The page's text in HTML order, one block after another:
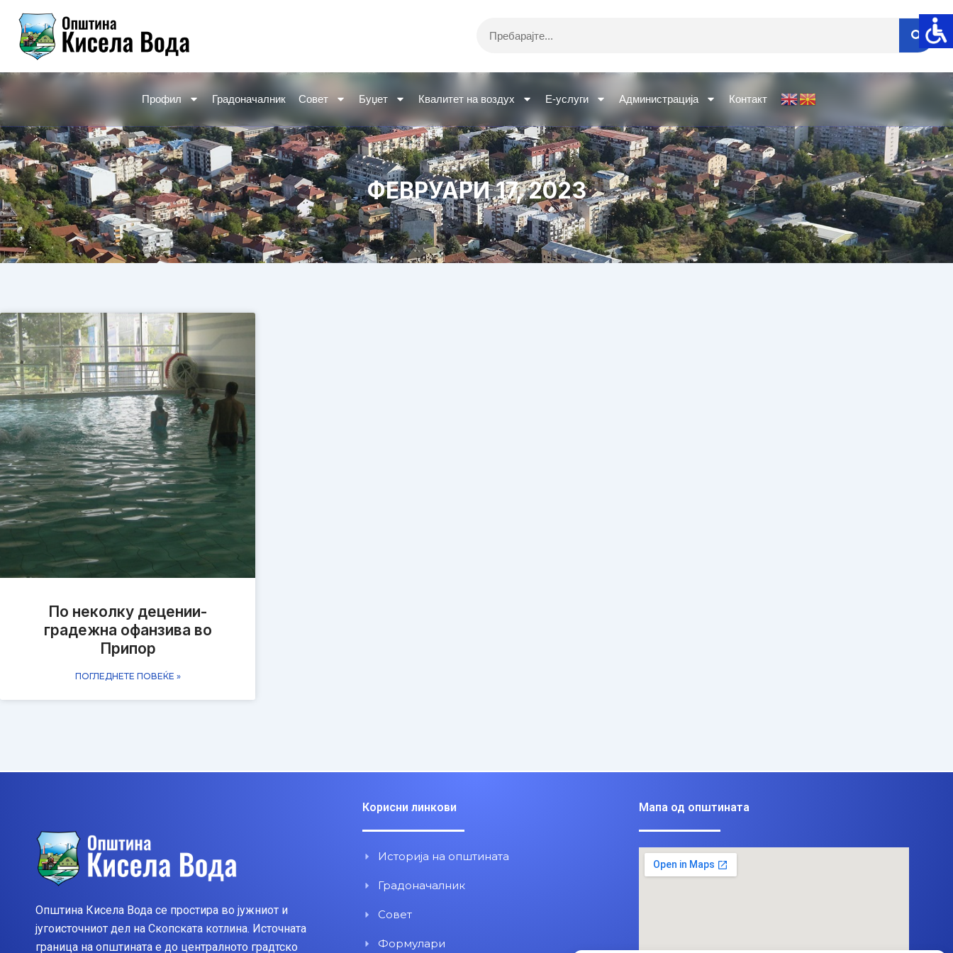
content
Профил Градоначалник Совет Буџет Квалитет на воздух Е-услуги Администрација Контакт
ФЕВРУАРИ 17, 2023
По неколку децении-
градежна офанзива во
Припор
ПОГЛЕДНЕТЕ ПОВЕЌЕ »
Општина Кисела Вода се простира во јужниот и
југоисточниот дел на Скопската котлина. Источната
граница на општината е до централното градтско
Корисни линкови
Историја на општината
Градоначалник
Совет
Формулари
Мапа од општината